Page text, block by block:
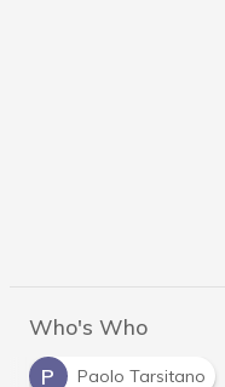
Who's Who
P
Paolo Tarsitano